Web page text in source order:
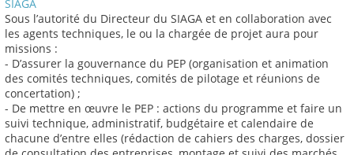
SIAGA
Sous l’autorité du Directeur du SIAGA et en collaboration avec
les agents techniques, le ou la chargée de projet aura pour
missions :
- D’assurer la gouvernance du PEP (organisation et animation
des comités techniques, comités de pilotage et réunions de
concertation) ;
- De mettre en œuvre le PEP : actions du programme et faire un
suivi technique, administratif, budgétaire et calendaire de
chacune d’entre elles (rédaction de cahiers des charges, dossier